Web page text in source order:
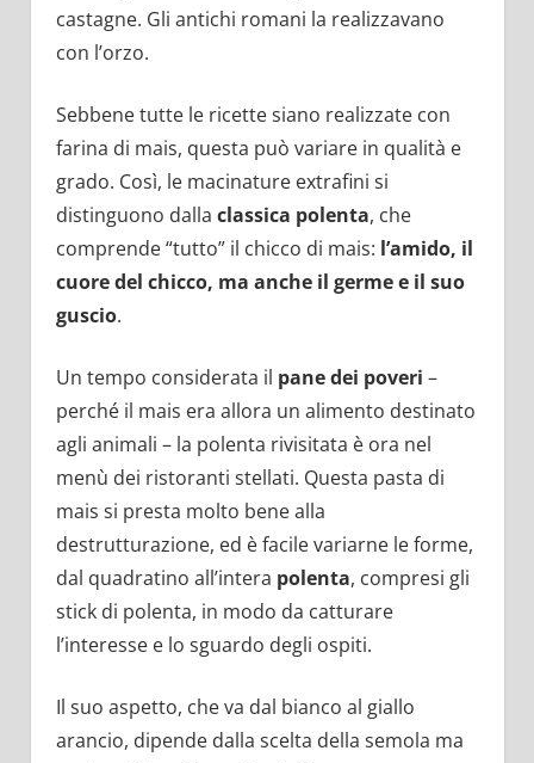
castagne. Gli antichi romani la realizzavano
con l’orzo.
Sebbene tutte le ricette siano realizzate con
farina di mais, questa può variare in qualità e
grado. Così, le macinature extrafini si
distinguono dalla classica polenta, che
comprende “tutto” il chicco di mais: l’amido, il
cuore del chicco, ma anche il germe e il suo
guscio.
Un tempo considerata il pane dei poveri –
perché il mais era allora un alimento destinato
agli animali – la polenta rivisitata è ora nel
menù dei ristoranti stellati. Questa pasta di
mais si presta molto bene alla
destrutturazione, ed è facile variarne le forme,
dal quadratino all’intera polenta, compresi gli
stick di polenta, in modo da catturare
l’interesse e lo sguardo degli ospiti.
Il suo aspetto, che va dal bianco al giallo
arancio, dipende dalla scelta della semola ma